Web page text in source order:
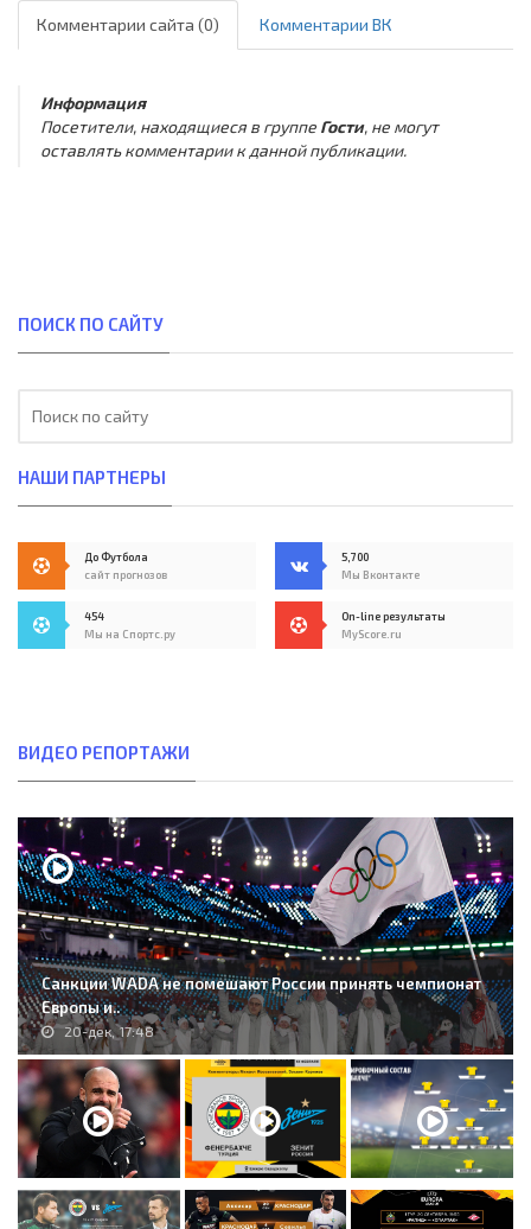
Комментарии сайта (0) Комментарии ВК
Информация
Посетители, находящиеся в группе Гости, не могут
оставлять комментарии к данной публикации.
ПОИСК ПО САЙТУ
НАШИ ПАРТНЕРЫ
До Футбола
сайт прогнозов
5,700
Мы Вконтакте
454
Мы на Спортс.ру
On-line результаты
MyScore.ru
ВИДЕО РЕПОРТАЖИ
Санкции WADA не помешают России принять чемпионат
Европы и..
20-дек, 17:48